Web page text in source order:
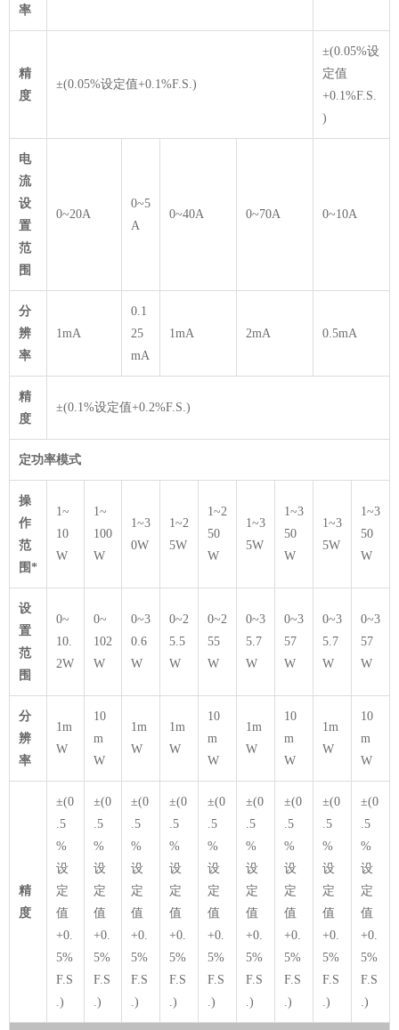
率
精
度
±(0.05%设定值+0.1%F.S.)
±(0.05%设
定值
+0.1%F.S.
)
电
流
设
置
范
围
0~20A
0~5
A
0~40A 0~70A 0~10A
分
辨
率
1mA
0.1
25
mA
1mA 2mA 0.5mA
精
度
±(0.1%设定值+0.2%F.S.)
定功率模式
操
作
范
围*
1~
10
W
1~
100
W
1~3
0W
1~2
5W
1~2
50
W
1~3
5W
1~3
50
W
1~3
5W
1~3
50
W
设
置
范
围
0~
10.
2W
0~
102
W
0~3
0.6
W
0~2
5.5
W
0~2
55
W
0~3
5.7
W
0~3
57
W
0~3
5.7
W
0~3
57
W
分
辨
率
1m
W
10
m
W
1m
W
1m
W
10
m
W
1m
W
10
m
W
1m
W
10
m
W
精
度
±(0
.5
%
设
定
值
+0.
5%
F.S
.)
±(0
.5
%
设
定
值
+0.
5%
F.S
.)
±(0
.5
%
设
定
值
+0.
5%
F.S
.)
±(0
.5
%
设
定
值
+0.
5%
F.S
.)
±(0
.5
%
设
定
值
+0.
5%
F.S
.)
±(0
.5
%
设
定
值
+0.
5%
F.S
.)
±(0
.5
%
设
定
值
+0.
5%
F.S
.)
±(0
.5
%
设
定
值
+0.
5%
F.S
.)
±(0
.5
%
设
定
值
+0.
5%
F.S
.)